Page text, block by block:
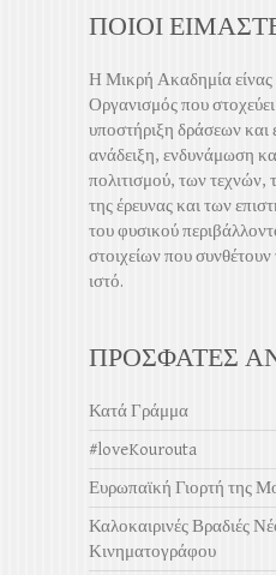
ΠΟΙΟΙ
Η Μικρή Ακαδημία
Οργανισμός που
υποστήριξη δράσεων
ανάδειξη, ενδυνάμωση
πολιτισμού, των τεχνών,
της έρευνας και των
του φυσικού
στοιχείων που
ιστό.
ΠΡΟΣΦΑΤΕΣ
Κατά Γράμμα
#loveKourouta
Ευρωπαϊκή Γιορτή της
Καλοκαιρινές Βραδιές
Κινηματογράφου